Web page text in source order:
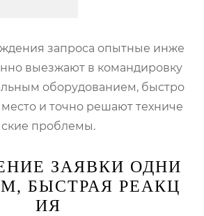
запроса опытные инже
выезжают в командировку
оборудованием, быстро
и точно решают техниче
ские проблемы.
ЗАЯВКИ ОДНИ
БЫСТРАЯ РЕАКЦ
ИЯ